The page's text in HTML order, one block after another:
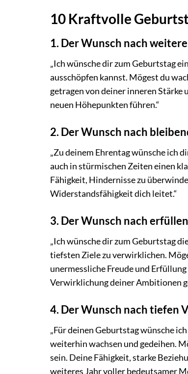
10 Kraftvolle
1. Der Wunsch nach
„Ich wünsche dir zum Geburtstag
ausschöpfen kannst. Mögest du
getragen von deiner inneren Stärke
neuen Höhepunkten führen.“
2. Der Wunsch nach
„Zu deinem Ehrentag wünsche ich
auch in stürmischen Zeiten einen
Fähigkeit, Hindernisse zu
Widerstandsfähigkeit dich leitet.“
3. Der Wunsch nach
„Ich wünsche dir zum Geburtstag
tiefsten Ziele zu verwirklichen.
unermessliche Freude und
Verwirklichung deiner Ambitionen
4. Der Wunsch nach tiefen
„Für deinen Geburtstag wünsche
weiterhin wachsen und gedeihen.
sein. Deine Fähigkeit, starke
weiteres Jahr voller bedeutsamer